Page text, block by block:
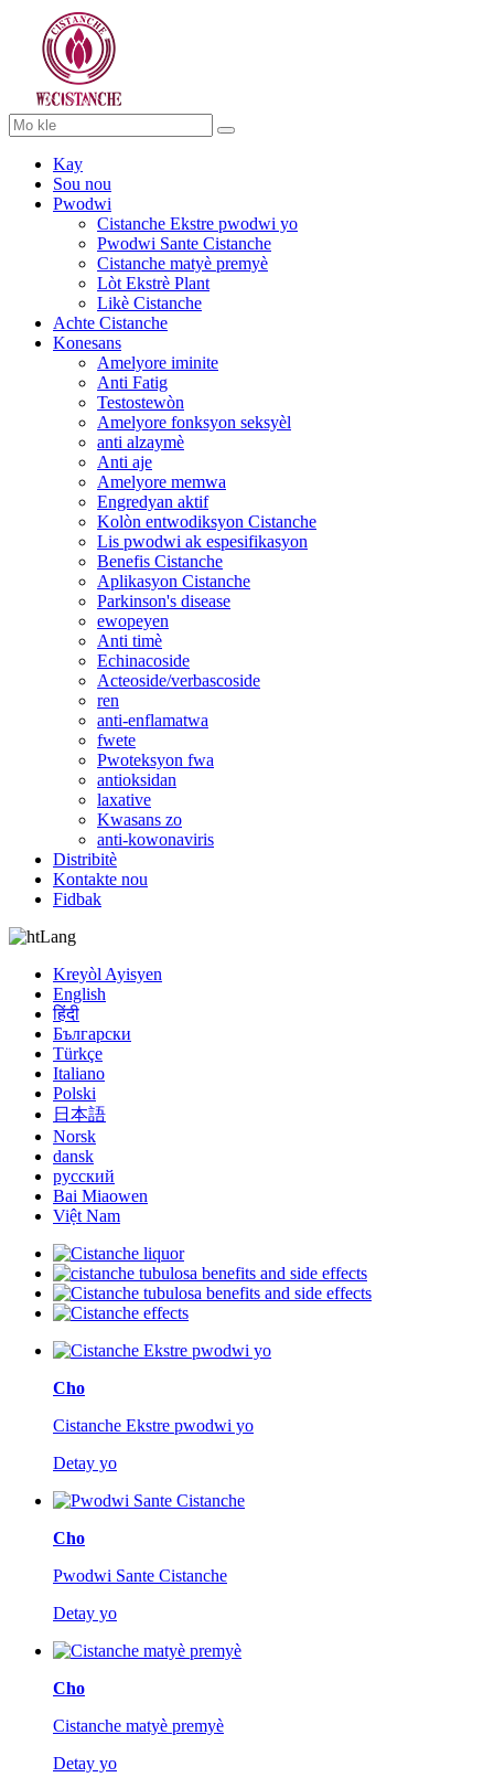
Kay
Sou nou
Pwodwi
Cistanche Ekstre pwodwi yo
Pwodwi Sante Cistanche
Cistanche matyè premyè
Lòt Ekstrè Plant
Likè Cistanche
Achte Cistanche
Konesans
Amelyore iminite
Anti Fatig
Testostewòn
Amelyore fonksyon seksyèl
anti alzaymè
Anti aje
Amelyore memwa
Engredyan aktif
Kolòn entwodiksyon Cistanche
Lis pwodwi ak espesifikasyon
Benefis Cistanche
Aplikasyon Cistanche
Parkinson's disease
ewopeyen
Anti timè
Echinacoside
Acteoside/verbascoside
ren
anti-enflamatwa
fwete
Pwoteksyon fwa
antioksidan
laxative
Kwasans zo
anti-kowonaviris
Distribitè
Kontakte nou
Fidbak
Lang
Kreyòl Ayisyen
English
हिंदी
Български
Türkçe
Italiano
Polski
日本語
Norsk
dansk
русский
Bai Miaowen
Việt Nam
Cho
Cistanche Ekstre pwodwi yo
Detay yo
Cho
Pwodwi Sante Cistanche
Detay yo
Cho
Cistanche matyè premyè
Detay yo